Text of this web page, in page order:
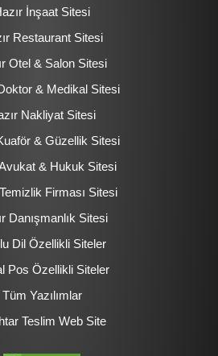
İnşaat Sitesi
Restaurant Sitesi
Otel & Salon Sitesi
& Medikal Sitesi
Nakliyat Sitesi
& Güzellik Sitesi
& Hukuk Sitesi
Firması Sitesi
Danışmanlık Sitesi
Dil Özellikli Siteler
Pos Özellikli Siteler
Tüm Yazılımlar
Teslim Web Site